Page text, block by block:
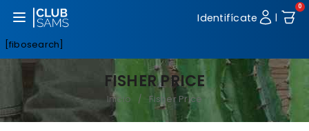
Abrir menú Identifícate |
0
[fibosearch]
FISHER PRICE
Inicio / Fisher Price